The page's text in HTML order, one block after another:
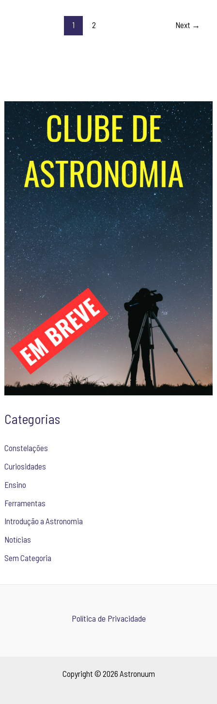
Categorias
Constelações
Curiosidades
Ensino
Ferramentas
Introdução a Astronomia
Notícias
Sem Categoria
1 2 Next →
Política de Privacidade
Copyright © 2026 Astronuum